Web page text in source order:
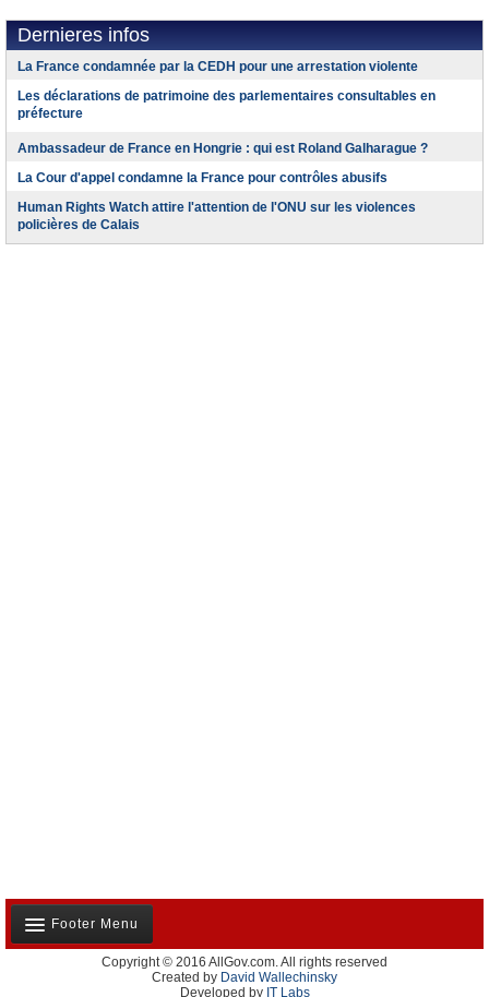
Dernieres infos
La France condamnée par la CEDH pour une arrestation violente
Les déclarations de patrimoine des parlementaires consultables en
préfecture
Ambassadeur de France en Hongrie : qui est Roland Galharague ?
La Cour d'appel condamne la France pour contrôles abusifs
Human Rights Watch attire l'attention de l'ONU sur les violences
policières de Calais
Footer Menu
Notre équipe
Copyright © 2016 AllGov.com. All rights reserved
Created by David Wallechinsky
Developed by IT Labs